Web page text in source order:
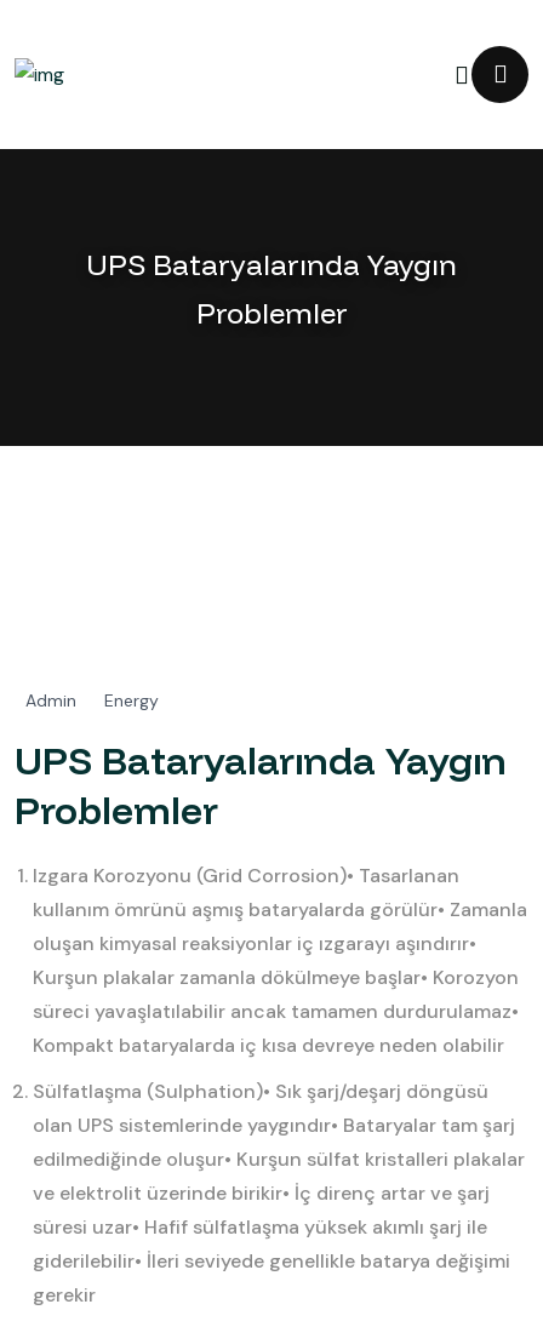
UPS Bataryalarında Yaygın
Problemler
Admin Energy
UPS Bataryalarında Yaygın
Problemler
Izgara Korozyonu (Grid Corrosion)• Tasarlanan
kullanım ömrünü aşmış bataryalarda görülür• Zamanla
oluşan kimyasal reaksiyonlar iç ızgarayı aşındırır•
Kurşun plakalar zamanla dökülmeye başlar• Korozyon
süreci yavaşlatılabilir ancak tamamen durdurulamaz•
Kompakt bataryalarda iç kısa devreye neden olabilir
Sülfatlaşma (Sulphation)• Sık şarj/deşarj döngüsü
olan UPS sistemlerinde yaygındır• Bataryalar tam şarj
edilmediğinde oluşur• Kurşun sülfat kristalleri plakalar
ve elektrolit üzerinde birikir• İç direnç artar ve şarj
süresi uzar• Hafif sülfatlaşma yüksek akımlı şarj ile
giderilebilir• İleri seviyede genellikle batarya değişimi
gerekir